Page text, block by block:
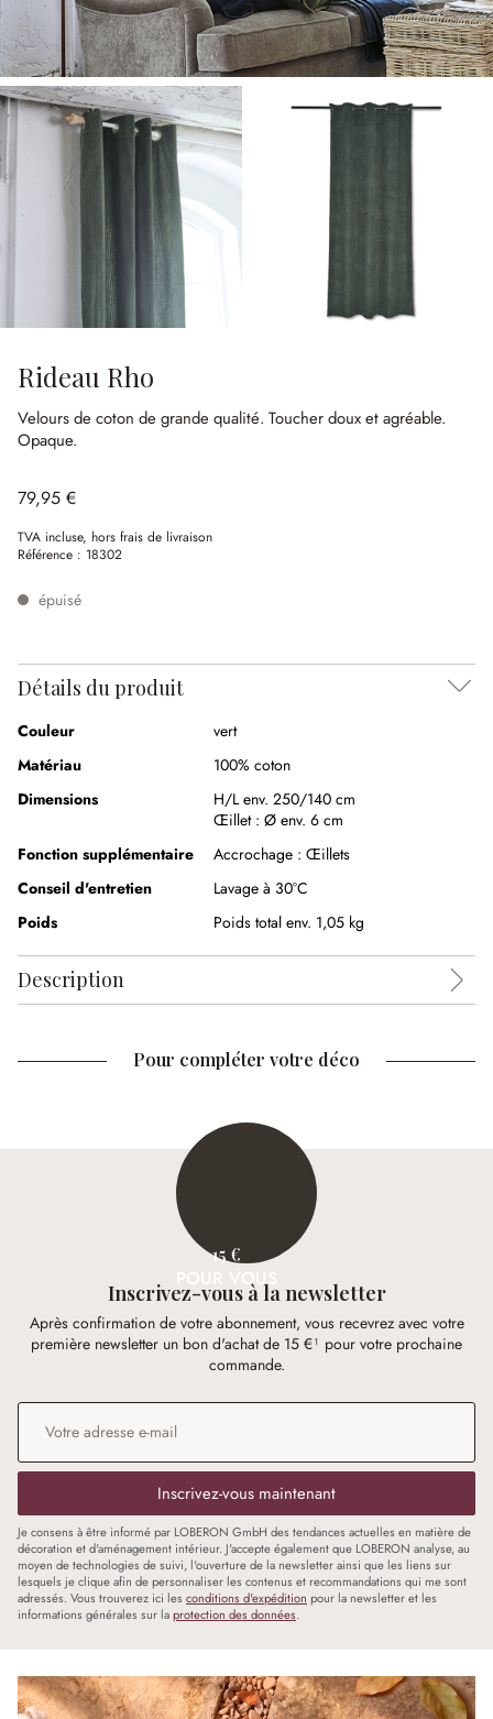
Rideau Rho
Velours de coton de grande qualité. Toucher doux et agréable.
Opaque.
79,95 €
TVA incluse, hors frais de livraison
Référence : 18302
épuisé
Détails du produit
Couleur
vert
Matériau
100% coton
Dimensions
H/L env. 250/140 cm
Œillet : Ø env. 6 cm
Fonction supplémentaire
Accrochage : Œillets
Conseil d'entretien
Lavage à 30°C
Poids
Poids total env. 1,05 kg
Description
Pour compléter votre déco
15 €
POUR VOUS
Inscrivez-vous à la newsletter
Après confirmation de votre abonnement, vous recevrez avec votre
première newsletter un bon d'achat de 15 €¹ pour votre prochaine
commande.
Adresse e-mail
Inscrivez-vous maintenant
Je consens à être informé par LOBERON GmbH des tendances actuelles en matière de
décoration et d'aménagement intérieur. J'accepte également que LOBERON analyse, au
moyen de technologies de suivi, l'ouverture de la newsletter ainsi que les liens sur
lesquels je clique afin de personnaliser les contenus et recommandations qui me sont
adressés. Vous trouverez ici les conditions d'expédition pour la newsletter et les
informations générales sur laprotection des données.